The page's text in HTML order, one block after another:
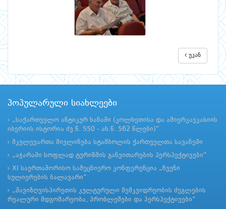
უკან
პოპულარული სიახლეები
„საქართველო ანტიკურ ხანაში (კოლხეთისა და ამიერკავკასიის
იბერიის ისტორია ძვ.წ. 550 - ახ.წ. 562 წლები)“
მკვლევართა მივლინება სტამბოლის ქართველთა სავანეში
„აჭარაში სოფლად ტურიზმის განვითარების პერსპექტივები“
XI საერთაშორისო სამეცნიერო კონფერენცია „ჩვენი
სულიერების ბალავარი“
„შავიზღვისპირეთის კულტურული მემკვიდრეობის ძეგლების
რეალური მდგომარეობა, პრობლემები და პერსპექტივები“